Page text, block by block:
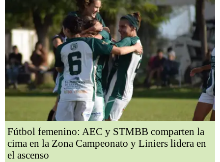
Fútbol femenino: AEC y STMBB comparten la
cima en la Zona Campeonato y Liniers lidera en
el ascenso